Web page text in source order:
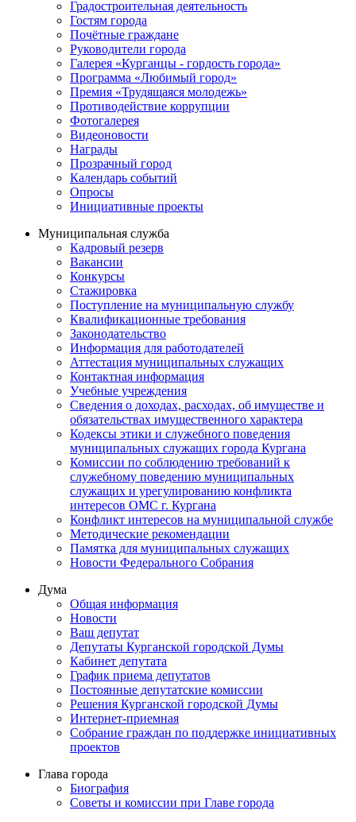
Градостроительная деятельность
Гостям города
Почётные граждане
Руководители города
Галерея «Курганцы - гордость города»
Программа «Любимый город»
Премия «Трудящаяся молодежь»
Противодействие коррупции
Фотогалерея
Видеоновости
Награды
Прозрачный город
Календарь событий
Опросы
Инициативные проекты
Муниципальная служба
Кадровый резерв
Вакансии
Конкурсы
Стажировка
Поступление на муниципальную службу
Квалификационные требования
Законодательство
Информация для работодателей
Аттестация муниципальных служащих
Контактная информация
Учебные учреждения
Сведения о доходах, расходах, об имуществе и
обязательствах имущественного характера
Кодексы этики и служебного поведения
муниципальных служащих города Кургана
Комиссии по соблюдению требований к
служебному поведению муниципальных
служащих и урегулированию конфликта
интересов ОМС г. Кургана
Конфликт интересов на муниципальной службе
Методические рекомендации
Памятка для муниципальных служащих
Новости Федерального Cобрания
Дума
Общая информация
Новости
Ваш депутат
Депутаты Курганской городской Думы
Кабинет депутата
График приема депутатов
Постоянные депутатские комиссии
Решения Курганской городской Думы
Интернет-приемная
Собрание граждан по поддержке инициативных
проектов
Глава города
Биография
Советы и комиссии при Главе города